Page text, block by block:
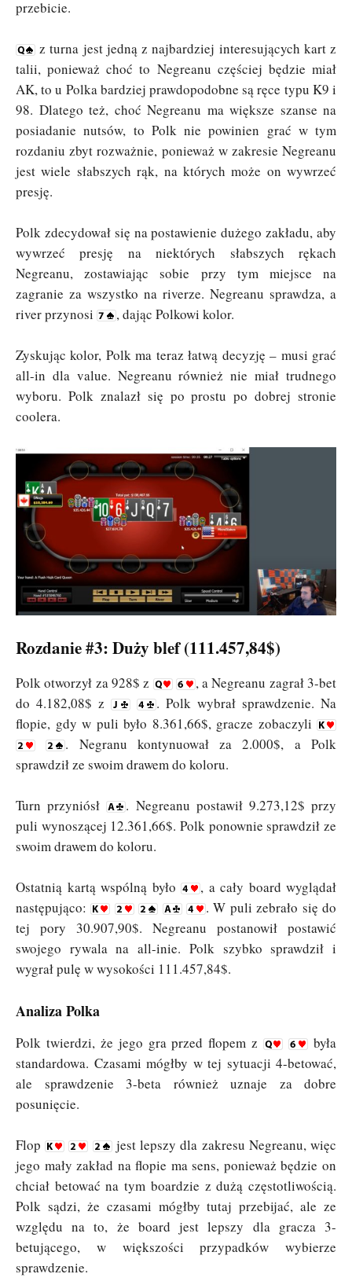
przebicie.
z turna jest jedną z najbardziej interesujących kart z
talii, ponieważ choć to Negreanu częściej będzie miał
AK, to u Polka bardziej prawdopodobne są ręce typu K9 i
98. Dlatego też, choć Negreanu ma większe szanse na
posiadanie nutsów, to Polk nie powinien grać w tym
rozdaniu zbyt rozważnie, ponieważ w zakresie Negreanu
jest wiele słabszych rąk, na których może on wywrzeć
presję.
Polk zdecydował się na postawienie dużego zakładu, aby
wywrzeć presję na niektórych słabszych rękach
Negreanu, zostawiając sobie przy tym miejsce na
zagranie za wszystko na riverze. Negreanu sprawdza, a
river przynosi
, dając Polkowi kolor.
Zyskując kolor, Polk ma teraz łatwą decyzję – musi grać
all-in dla value. Negreanu również nie miał trudnego
wyboru. Polk znalazł się po prostu po dobrej stronie
coolera.
Rozdanie #3: Duży blef (111.457,84$)
Polk otworzył za 928$ z
, a Negreanu zagrał 3-bet
do 4.182,08$ z
. Polk wybrał sprawdzenie. Na
flopie, gdy w puli było 8.361,66$, gracze zobaczyli
. Negranu kontynuował za 2.000$, a Polk
sprawdził ze swoim drawem do koloru.
Turn przyniósł
. Negreanu postawił 9.273,12$ przy
puli wynoszącej 12.361,66$. Polk ponownie sprawdził ze
swoim drawem do koloru.
Ostatnią kartą wspólną było
, a cały board wyglądał
następująco:
. W puli zebrało się do
tej pory 30.907,90$. Negreanu postanowił postawić
swojego rywala na all-inie. Polk szybko sprawdził i
wygrał pulę w wysokości 111.457,84$.
Analiza Polka
Polk twierdzi, że jego gra przed flopem z
była
standardowa. Czasami mógłby w tej sytuacji 4-betować,
ale sprawdzenie 3-beta również uznaje za dobre
posunięcie.
Flop
jest lepszy dla zakresu Negreanu, więc
jego mały zakład na flopie ma sens, ponieważ będzie on
chciał betować na tym boardzie z dużą częstotliwością.
Polk sądzi, że czasami mógłby tutaj przebijać, ale ze
względu na to, że board jest lepszy dla gracza 3-
betującego, w większości przypadków wybierze
sprawdzenie.